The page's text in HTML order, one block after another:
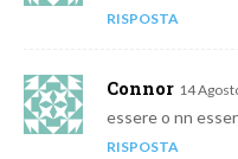
RISPOSTA
Connor 14
essere o nn
RISPOSTA